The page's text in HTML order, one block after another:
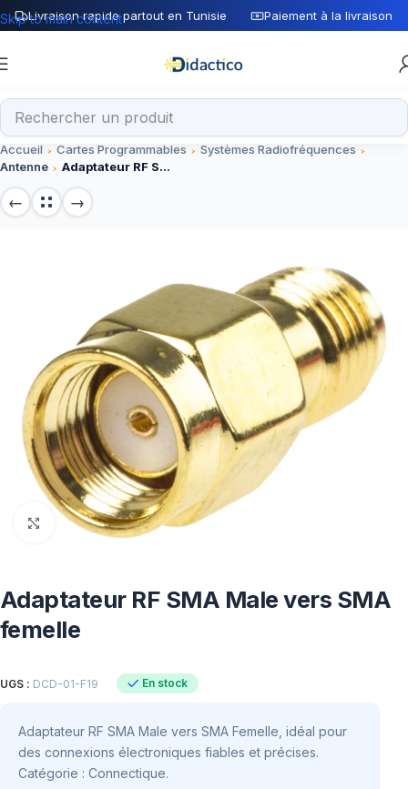
Livraison rapide partout en Tunisie Paiement à la livraison
Skip to main content
Accueil Cartes Programmables
Systèmes Radiofréquences
Antenne
Adaptateur RF SMA Male vers SMA femelle
Click to enlarge
Adaptateur RF SMA Male vers SMA
femelle
UGS : DCD-01-F19 En stock
Adaptateur RF SMA Male vers SMA Femelle, idéal pour
des connexions électroniques fiables et précises.
Catégorie : Connectique.